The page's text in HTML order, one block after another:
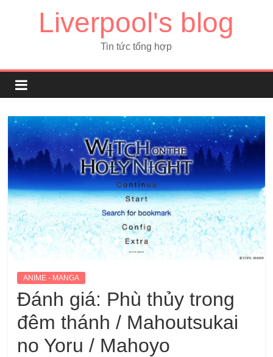
Liverpool's blog
Tin tức tổng hợp
ANIME - MANGA
Đánh giá: Phù thủy trong
đêm thánh / Mahoutsukai
no Yoru / Mahoyo